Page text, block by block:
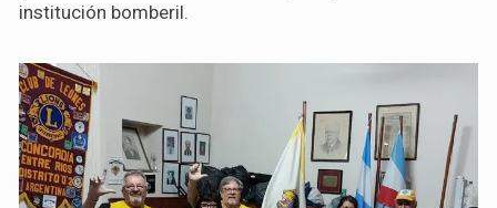
institución bomberil.